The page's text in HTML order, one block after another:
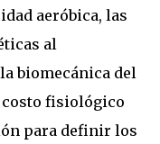
aeróbica, las
al
biomecánica del
costo fisiológico
para definir los